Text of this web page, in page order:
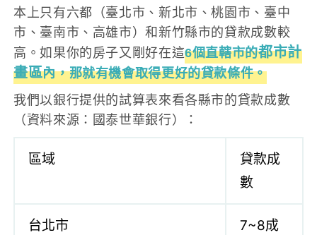
本上只有六都（臺北市、新北市、桃園市、臺中
市、臺南市、高雄市）和新竹縣市的貸款成數較
高。如果你的房子又剛好在這6個直轄市的都市計
畫區內，那就有機會取得更好的貸款條件。
我們以銀行提供的試算表來看各縣市的貸款成數
（資料來源：國泰世華銀行）：
區域
貸款成
數
台北市 7~8成